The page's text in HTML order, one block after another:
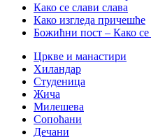
Како се слави слава
Како изгледа причешће
Божићни пост – Како
Цркве и манастири
Хиландар
Студеница
Жича
Милешева
Сопоћани
Дечани